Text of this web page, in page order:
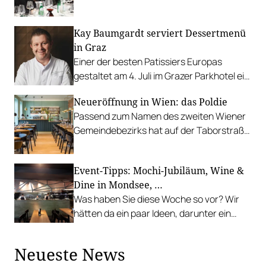
Kay Baumgardt serviert Dessertmenü
in Graz
Einer der besten Patissiers Europas
gestaltet am 4. Juli im Grazer Parkhotel ein
Vielseitigkeit der Patisserie aufzeigt.
Neueröffnung in Wien: das Poldie
Passend zum Namen des zweiten Wiener
Gemeindebezirks hat auf der Taborstraße
Wiener Twist seine Besucherinnen und
Besucher überzeugen.
Event-Tipps: Mochi-Jubiläum, Wine &
Dine in Mondsee, …
Was haben Sie diese Woche so vor? Wir
hätten da ein paar Ideen, darunter ein
Weinbegleitung.
Neueste News